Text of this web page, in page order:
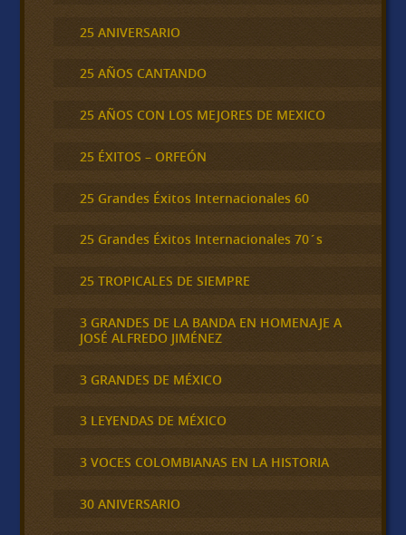
25 ANIVERSARIO
25 AÑOS CANTANDO
25 AÑOS CON LOS MEJORES DE MEXICO
25 ÉXITOS – ORFEÓN
25 Grandes Éxitos Internacionales 60
25 Grandes Éxitos Internacionales 70´s
25 TROPICALES DE SIEMPRE
3 GRANDES DE LA BANDA EN HOMENAJE A
JOSÉ ALFREDO JIMÉNEZ
3 GRANDES DE MÉXICO
3 LEYENDAS DE MÉXICO
3 VOCES COLOMBIANAS EN LA HISTORIA
30 ANIVERSARIO